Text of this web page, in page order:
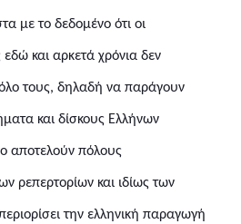
με το δεδομένο ότι οι
εδώ και αρκετά χρόνια δεν
τους, δηλαδή να παράγουν
και δίσκους Ελλήνων
αποτελούν πόλους
ρεπερτορίων και ιδίως των
την ελληνική παραγωγή